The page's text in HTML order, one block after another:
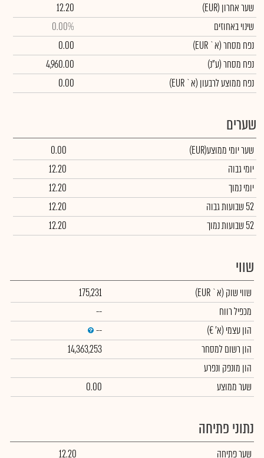
שער אחרון (EUR)
12.20
שינוי באחוזים
0.00%
נפח מסחר(א` EUR)
0.00
נפח מסחר(ע"נ)
4,960.00
נפח ממוצע לרבעון (א` EUR)
0.00
שערים
שער יומי ממוצע(EUR)
0.00
יומי גבוה
12.20
יומי נמוך
12.20
52 שבועות גבוה
12.20
52 שבועות נמוך
12.20
שווי
שווי שוק (א` EUR)
175,231
מכפיל רווח
--
הון עצמי (א' €)
--
הון רשום למסחר
14,363,253
הון מונפק ונפרע
שער ממוצע
0.00
נתוני פתיחה
שער פתיחה 12.20